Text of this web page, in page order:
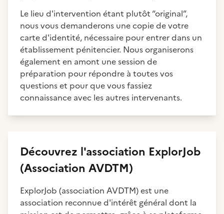
Le lieu d'intervention étant plutôt “original”,
nous vous demanderons une copie de votre
carte d'identité, nécessaire pour entrer dans un
établissement pénitencier. Nous organiserons
également en amont une session de
préparation pour répondre à toutes vos
questions et pour que vous fassiez
connaissance avec les autres intervenants.
Découvrez l'association ExplorJob
(Association AVDTM)
ExplorJob (association AVDTM) est une
association reconnue d'intérêt général dont la